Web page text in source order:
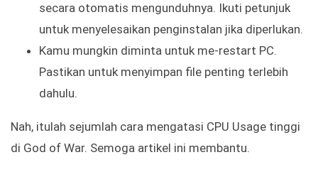
secara otomatis mengunduhnya. Ikuti petunjuk
untuk menyelesaikan penginstalan jika diperlukan.
Kamu mungkin diminta untuk me-restart PC.
Pastikan untuk menyimpan file penting terlebih
dahulu.
Nah, itulah sejumlah cara mengatasi CPU Usage tinggi
di God of War. Semoga artikel ini membantu.